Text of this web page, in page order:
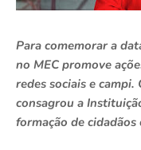
Para comemorar a
no MEC promove
redes sociais e
consagrou a
formação de